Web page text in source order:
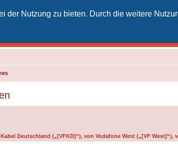
der Nutzung zu bieten. Durch die weitere
Deutschland („[VFKD]“), von Vodafone West („[VF West]“),